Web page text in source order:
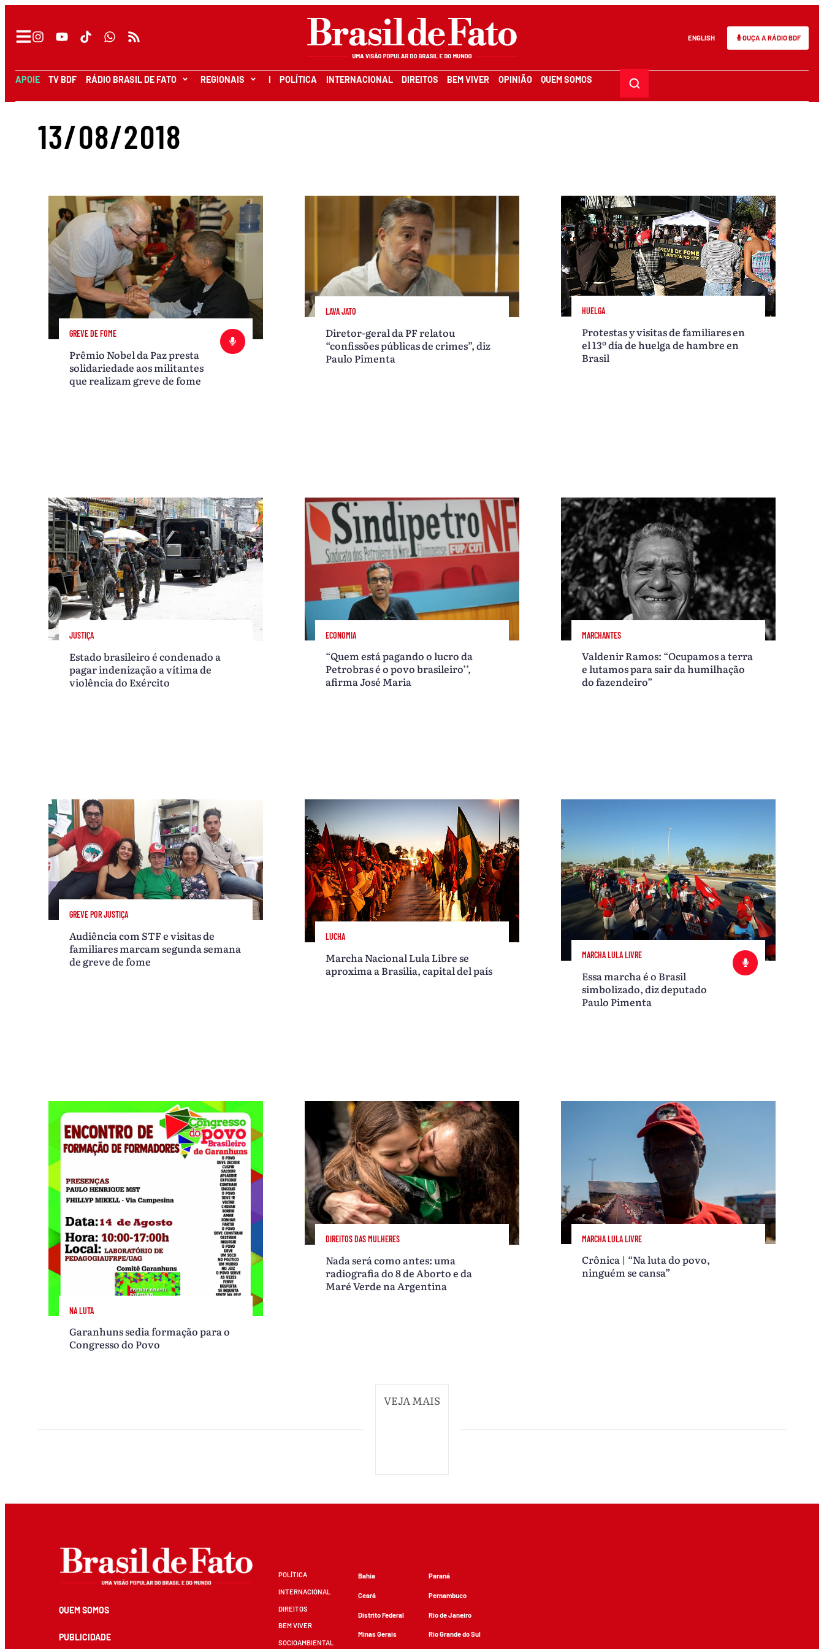
ENGLISH OUÇA A RÁDIO BDF
APOIE TV BDF RÁDIO BRASIL DE FATO REGIONAIS I POLÍTICA INTERNACIONAL DIREITOS BEM VIVER OPINIÃO QUEM SOMOS
13/08/2018
GREVE DE FOME
Prêmio Nobel da Paz presta
solidariedade aos militantes
que realizam greve de fome
LAVA JATO
Diretor-geral da PF relatou
“confissões públicas de crimes”, diz
Paulo Pimenta
HUELGA
Protestas y visitas de familiares en
el 13º día de huelga de hambre en
Brasil
JUSTIÇA
Estado brasileiro é condenado a
pagar indenização a vítima de
violência do Exército
ECONOMIA
“Quem está pagando o lucro da
Petrobras é o povo brasileiro’’,
afirma José Maria
MARCHANTES
Valdenir Ramos: “Ocupamos a terra
e lutamos para sair da humilhação
do fazendeiro”
GREVE POR JUSTIÇA
Audiência com STF e visitas de
familiares marcam segunda semana
de greve de fome
LUCHA
Marcha Nacional Lula Libre se
aproxima a Brasilia, capital del país
MARCHA LULA LIVRE
Essa marcha é o Brasil
simbolizado, diz deputado
Paulo Pimenta
NA LUTA
Garanhuns sedia formação para o
Congresso do Povo
DIREITOS DAS MULHERES
Nada será como antes: uma
radiografia do 8 de Aborto e da
Maré Verde na Argentina
MARCHA LULA LIVRE
Crônica | “Na luta do povo,
ninguém se cansa”
VEJA MAIS
QUEM SOMOS
PUBLICIDADE
POLÍTICA
INTERNACIONAL
DIREITOS
BEM VIVER
SOCIOAMBIENTAL
Bahia
Ceará
Distrito Federal
Minas Gerais
Paraná
Pernambuco
Rio de Janeiro
Rio Grande do Sul